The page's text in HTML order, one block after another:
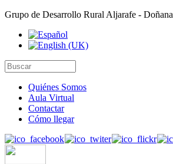
Grupo de Desarrollo Rural Aljarafe - Doñana
Quiénes Somos
Aula Virtual
Contactar
Cómo llegar